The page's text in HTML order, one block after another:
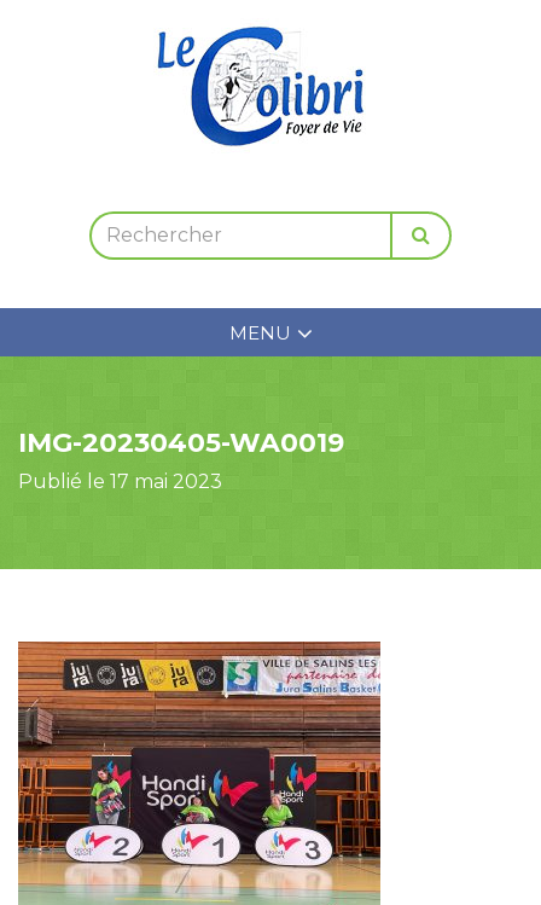
MENU
IMG-20230405-WA0019
Publié le 17 mai 2023